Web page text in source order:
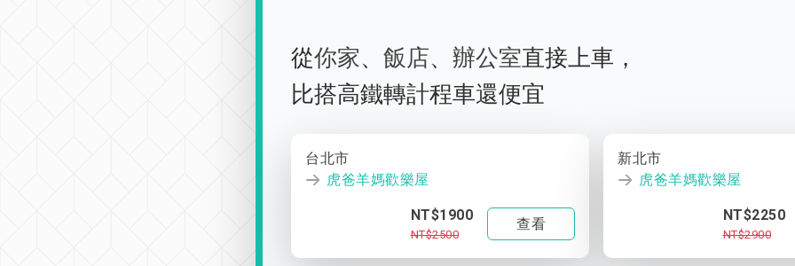
從你家、 飯店、 辦公室直接上車，
比搭高鐵轉計程車還便宜
台北市
虎爸羊媽歡樂屋
NT$1900
NT$2500
查看
新北市
虎爸羊媽歡樂屋
NT$2250
NT$2900